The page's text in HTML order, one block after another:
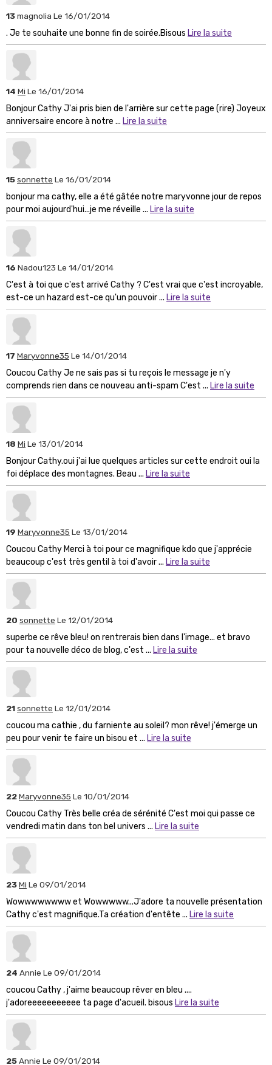
13magnolia Le 16/01/2014
. Je te souhaite une bonne fin de soirée.Bisous Lire la suite
14 Mi Le 16/01/2014
Bonjour Cathy J'ai pris bien de l'arrière sur cette page (rire) Joyeux
anniversaire encore à notre ... Lire la suite
15sonnette Le 16/01/2014
bonjour ma cathy, elle a été gâtée notre maryvonne jour de repos
pour moi aujourd'hui...je me réveille ... Lire la suite
16 Nadou123 Le 14/01/2014
C'est à toi que c'est arrivé Cathy ? C'est vrai que c'est incroyable,
est-ce un hazard est-ce qu'un pouvoir ... Lire la suite
17 Maryvonne35 Le 14/01/2014
Coucou Cathy Je ne sais pas si tu reçois le message je n'y
comprends rien dans ce nouveau anti-spam C'est ... Lire la suite
18 Mi Le 13/01/2014
Bonjour Cathy.oui j'ai lue quelques articles sur cette endroit oui la
foi déplace des montagnes. Beau ... Lire la suite
19 Maryvonne35 Le 13/01/2014
Coucou Cathy Merci à toi pour ce magnifique kdo que j'apprécie
beaucoup c'est très gentil à toi d'avoir ... Lire la suite
20 sonnette Le 12/01/2014
superbe ce rêve bleu! on rentrerais bien dans l'image... et bravo
pour ta nouvelle déco de blog, c'est ... Lire la suite
21sonnette Le 12/01/2014
coucou ma cathie , du farniente au soleil? mon rêve! j'émerge un
peu pour venir te faire un bisou et ... Lire la suite
22Maryvonne35 Le 10/01/2014
Coucou Cathy Très belle créa de sérénité C'est moi qui passe ce
vendredi matin dans ton bel univers ... Lire la suite
23Mi Le 09/01/2014
Wowwwwwwww et Wowwwww...J'adore ta nouvelle présentation
Cathy c'est magnifique.Ta création d'entête ... Lire la suite
24 Annie Le 09/01/2014
coucou Cathy , j'aime beaucoup rêver en bleu ....
j'adoreeeeeeeeeee ta page d'acueil. bisous Lire la suite
25Annie Le 09/01/2014